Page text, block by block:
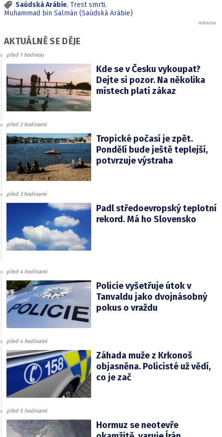
Saúdská Arábie, Trest smrti,
Muhammad bin Salmán (Saúdská Arábie)
AKTUÁLNĚ SE DĚJE
před 1 hodinou
Kde se v Česku vykoupat?
Dejte si pozor. Na několika
místech platí zákaz
před 2 hodinami
Tropické počasí je zpět.
Pondělí bude ještě teplejší,
potvrzuje výstraha
před 3 hodinami
Padl středoevropský teplotní
rekord. Má ho Slovensko
před 4 hodinami
Policie vyšetřuje útok v
Tanvaldu jako dvojnásobný
pokus o vraždu
před 4 hodinami
Záhada muže z Krkonoš
objasněna. Policisté už vědí,
co je zač
před 5 hodinami
Hormuz se neotevře